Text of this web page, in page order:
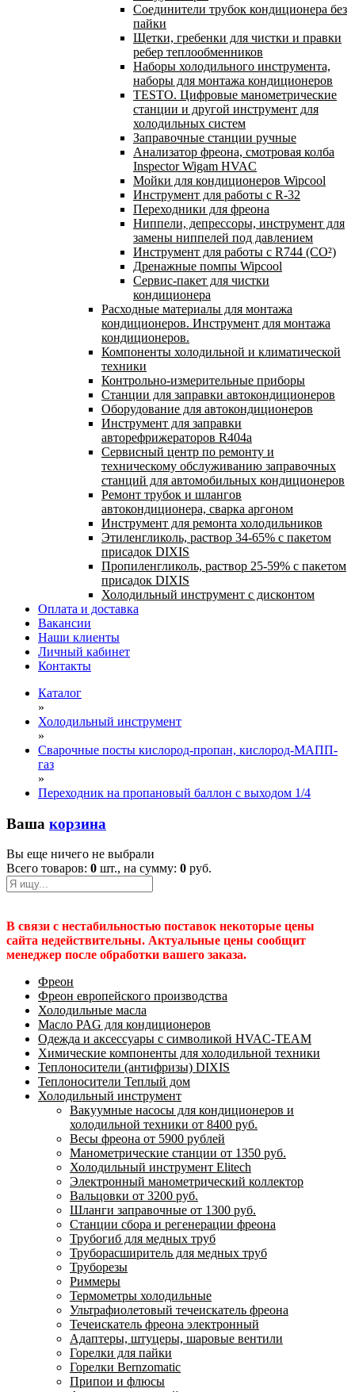
Соединители трубок кондиционера без
пайки
Щетки, гребенки для чистки и правки
ребер теплообменников
Наборы холодильного инструмента,
наборы для монтажа кондиционеров
TESTO. Цифровые манометрические
станции и другой инструмент для
холодильных систем
Заправочные станции ручные
Анализатор фреона, смотровая колба
Inspector Wigam HVAC
Мойки для кондиционеров Wipcool
Инструмент для работы с R-32
Переходники для фреона
Ниппели, депрессоры, инструмент для
замены ниппелей под давлением
Инструмент для работы с R744 (CO²)
Дренажные помпы Wipcool
Сервис-пакет для чистки
кондиционера
Расходные материалы для монтажа
кондиционеров. Инструмент для монтажа
кондиционеров.
Компоненты холодильной и климатической
техники
Контрольно-измерительные приборы
Станции для заправки автокондиционеров
Оборудование для автокондиционеров
Инструмент для заправки
авторефрижераторов R404a
Сервисный центр по ремонту и
техническому обслуживанию заправочных
станций для автомобильных кондиционеров
Ремонт трубок и шлангов
автокондиционера, сварка аргоном
Инструмент для ремонта холодильников
Этиленгликоль, раствор 34-65% с пакетом
присадок DIXIS
Пропиленгликоль, раствор 25-59% с пакетом
присадок DIXIS
Холодильный инструмент с дисконтом
Оплата и доставка
Вакансии
Наши клиенты
Личный кабинет
Контакты
Каталог
»
Холодильный инструмент
»
Сварочные посты кислород-пропан, кислород-МАПП-
газ
»
Переходник на пропановый баллон с выходом 1/4
Ваша корзина
Вы еще ничего не выбрали
Всего товаров: 0 шт., на сумму: 0 руб.
В связи с нестабильностью поставок некоторые цены
сайта недействительны. Актуальные цены сообщит
менеджер после обработки вашего заказа.
Фреон
Фреон европейского производства
Холодильные масла
Масло PAG для кондиционеров
Одежда и аксессуары с символикой HVAC-TEAM
Химические компоненты для холодильной техники
Теплоносители (антифризы) DIXIS
Теплоносители Теплый дом
Холодильный инструмент
Вакуумные насосы для кондиционеров и
холодильной техники от 8400 руб.
Весы фреона от 5900 рублей
Манометрические станции от 1350 руб.
Холодильный инструмент Elitech
Электронный манометрический коллектор
Вальцовки от 3200 руб.
Шланги заправочные от 1300 руб.
Станции сбора и регенерации фреона
Трубогиб для медных труб
Труборасширитель для медных труб
Труборезы
Риммеры
Термометры холодильные
Ультрафиолетовый течеискатель фреона
Течеискатель фреона электронный
Адаптеры, штуцеры, шаровые вентили
Горелки для пайки
Горелки Bernzomatic
Припои и флюсы